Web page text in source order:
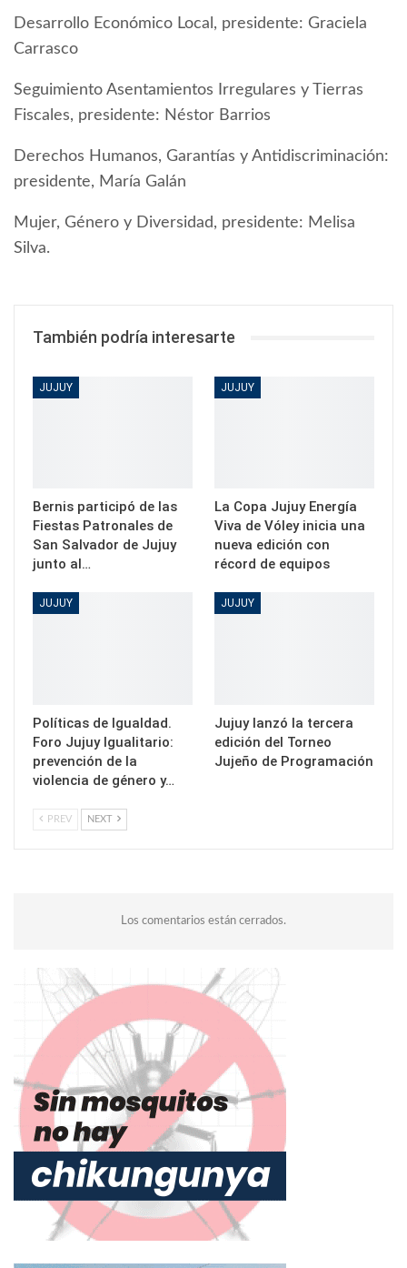
Desarrollo Económico Local, presidente: Graciela
Carrasco
Seguimiento Asentamientos Irregulares y Tierras
Fiscales, presidente: Néstor Barrios
Derechos Humanos, Garantías y Antidiscriminación:
presidente, María Galán
Mujer, Género y Diversidad, presidente: Melisa
Silva.
También podría interesarte
JUJUY
Bernis participó de las
Fiestas Patronales de
San Salvador de Jujuy
junto al…
JUJUY
La Copa Jujuy Energía
Viva de Vóley inicia una
nueva edición con
récord de equipos
JUJUY
Políticas de Igualdad.
Foro Jujuy Igualitario:
prevención de la
violencia de género y…
JUJUY
Jujuy lanzó la tercera
edición del Torneo
Jujeño de Programación
PREV NEXT
Los comentarios están cerrados.